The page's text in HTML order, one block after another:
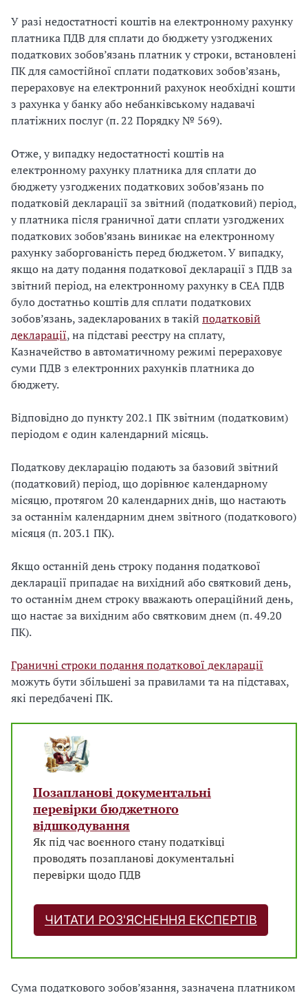
У разі недостатності коштів на електронному рахунку
платника ПДВ для сплати до бюджету узгоджених
податкових зобов’язань платник у строки, встановлені
ПК для самостійної сплати податкових зобов’язань,
перераховує на електронний рахунок необхідні кошти
з рахунка у банку або небанківському надавачі
платіжних послуг (п. 22 Порядку № 569).
Отже, у випадку недостатності коштів на
електронному рахунку платника для сплати до
бюджету узгоджених податкових зобов’язань по
податковій декларації за звітний (податковий) період,
у платника після граничної дати сплати узгоджених
податкових зобов’язань виникає на електронному
рахунку заборгованість перед бюджетом. У випадку,
якщо на дату подання податкової декларації з ПДВ за
звітний період, на електронному рахунку в СЕА ПДВ
було достатньо коштів для сплати податкових
зобов’язань, задекларованих в такій податковій
декларації, на підставі реєстру на сплату,
Казначейство в автоматичному режимі перераховує
суми ПДВ з електронних рахунків платника до
бюджету.
Відповідно до пункту 202.1 ПК звітним (податковим)
періодом є один календарний місяць.
Податкову декларацію подають за базовий звітний
(податковий) період, що дорівнює календарному
місяцю, протягом 20 календарних днів, що настають
за останнім календарним днем звітного (податкового)
місяця (п. 203.1 ПК).
Якщо останній день строку подання податкової
декларації припадає на вихідний або святковий день,
то останнім днем строку вважають операційний день,
що настає за вихідним або святковим днем (п. 49.20
ПК).
Граничні строки подання податкової декларації
можуть бути збільшені за правилами та на підставах,
які передбачені ПК.
Позапланові документальні
перевірки бюджетного
відшкодування
Як під час воєнного стану податківці
проводять позапланові документальні
перевірки щодо ПДВ
ЧИТАТИ РОЗ'ЯСНЕННЯ ЕКСПЕРТІВ
Сума податкового зобов’язання, зазначена платником